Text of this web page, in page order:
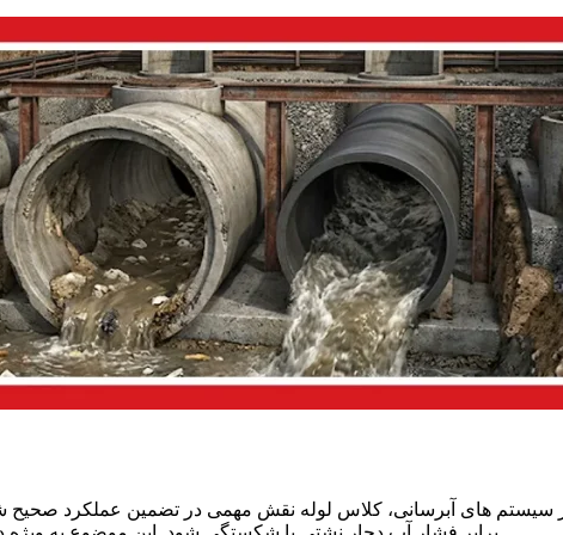
سیستم های آبرسانی، کلاس لوله نقش مهمی در تضمین عملکرد صحیح